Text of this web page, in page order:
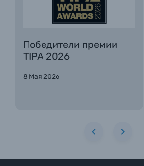
Победители премии
TIPA 2026
8 Мая 2026